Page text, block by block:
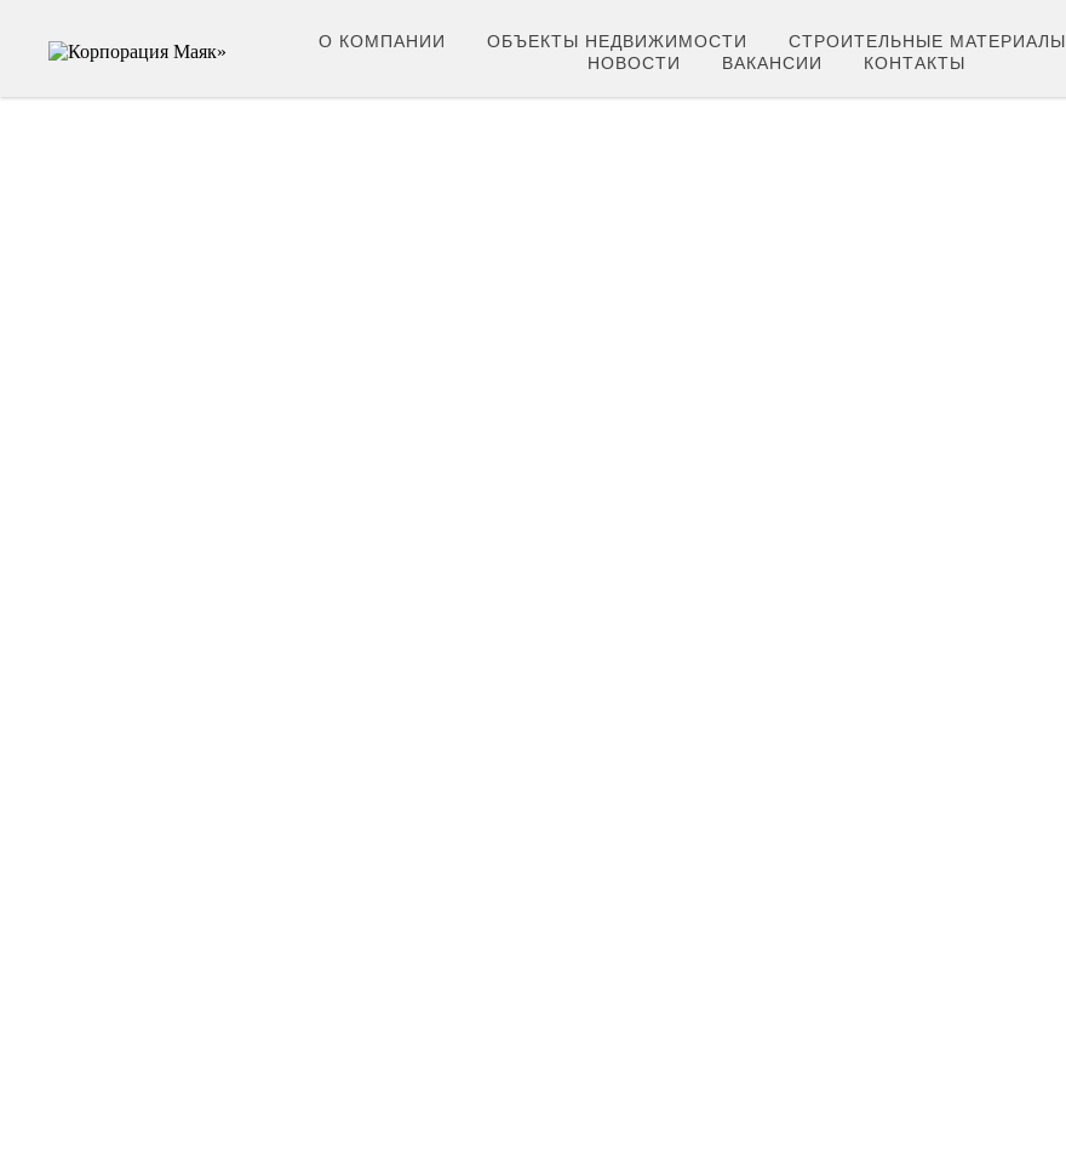
О КОМПАНИИ ОБЪЕКТЫ НЕДВИЖИМОСТИ СТРОИТЕЛЬНЫЕ МАТЕРИАЛЫ
НОВОСТИ
ВАКАНСИИ КОНТАКТЫ